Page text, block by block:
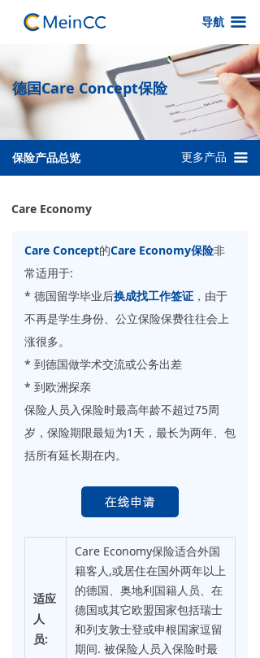
끀
首页
保险产品总览
常见问题
递签攻略
联系我们
导航
Care Concept的Care Economy保险非
常适用于:
* 德国留学毕业后换成找工作签证 ，由于
不再是学生身份、公立保险保费往往会上
涨很多。
* 到德国做学术交流或公务出差
* 到欧洲探亲
保险人员入保险时最高年龄不超过75周
岁，保险期限最短为1天，最长为两年、包
括所有延长期在内。
适应
人
员:
Care Economy保险适合外国
籍客人,或居住在国外两年以上
的德国、奥地利国籍人员、在
德国或其它欧盟国家包括瑞士
和列支敦士登或申根国家逗留
期间. 被保险人员入保险时最
Care Economy
德国Care Concept保险
保险产品总览 更多产品 끀
ꂇ 保险产品总览
S22 特惠保险
ꁇ S14 特惠保险
ꁇ Care College
ꁇ Care Economy
Care Science
Care Visa Protect(旅游、探亲等)
Care China Business
Care China Classic
Care Au-Pair
Care Expatriate 蓝卡家属等
德国公保
DAK 大学生公保
德国私保全险
Care Student
第三方责任险/意外险